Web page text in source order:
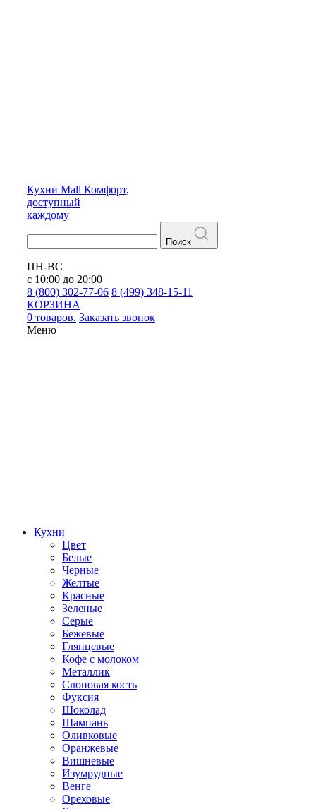
Кухни Mall Комфорт,
доступный
каждому
Поиск
ПН-ВС
с 10:00 до 20:00
8 (800) 302-77-06 8 (499) 348-15-11
КОРЗИНА
0 товаров. Заказать звонок
Меню
Кухни
Цвет
Белые
Черные
Желтые
Красные
Зеленые
Серые
Бежевые
Глянцевые
Кофе с молоком
Металлик
Слоновая кость
Фуксия
Шоколад
Шампань
Оливковые
Оранжевые
Вишневые
Изумрудные
Венге
Ореховые